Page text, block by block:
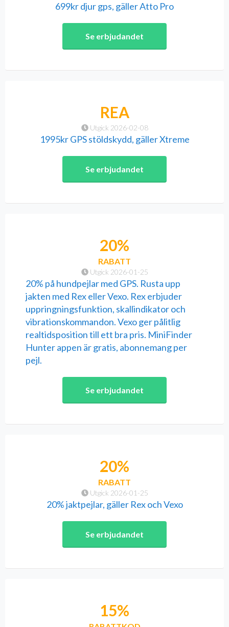
699kr djur gps, gäller Atto Pro
Se erbjudandet
Utgick 2026-02-08
REA
1995kr GPS stöldskydd, gäller Xtreme
Se erbjudandet
Utgick 2026-01-25
20%
RABATT
20% på hundpejlar med GPS. Rusta upp
jakten med Rex eller Vexo. Rex erbjuder
uppringningsfunktion, skallindikator och
vibrationskommandon. Vexo ger pålitlig
realtidsposition till ett bra pris. MiniFinder
Hunter appen är gratis, abonnemang per
pejl.
Se erbjudandet
Utgick 2026-01-25
20%
RABATT
20% jaktpejlar, gäller Rex och Vexo
Se erbjudandet
15%